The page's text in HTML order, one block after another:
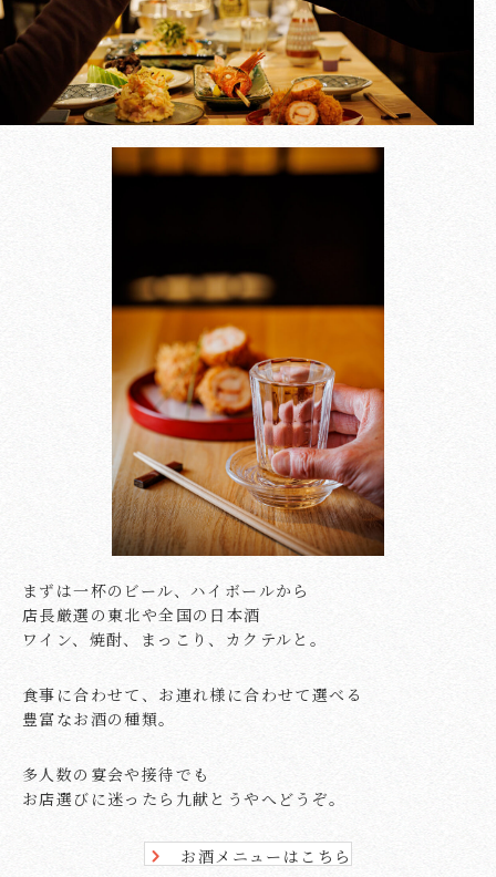
まずは一杯のビール、ハイボールから
店長厳選の東北や全国の日本酒
ワイン、焼酎、まっこり、カクテルと。
食事に合わせて、お連れ様に合わせて選べる
豊富なお酒の種類。
多人数の宴会や接待でも
お店選びに迷ったら九献とうやへどうぞ。
お酒メニューはこちら